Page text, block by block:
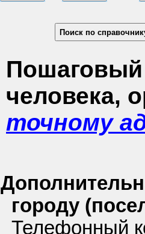
Пошаговый
человека,
точному
городу
Телефонный